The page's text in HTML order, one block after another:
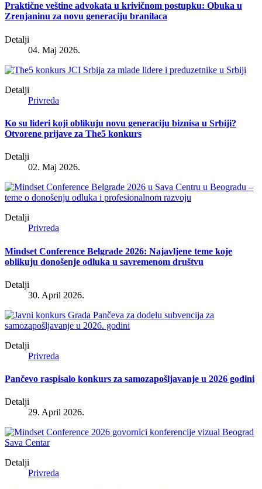
Praktične veštine advokata u krivičnom postupku: Obuka u
Zrenjaninu za novu generaciju branilaca
Detalji
04. Maj 2026.
Detalji
Privreda
Ko su lideri koji oblikuju novu generaciju biznisa u Srbiji?
Otvorene prijave za The5 konkurs
Detalji
02. Maj 2026.
Detalji
Privreda
Mindset Conference Belgrade 2026: Najavljene teme koje
oblikuju donošenje odluka u savremenom društvu
Detalji
30. April 2026.
Detalji
Privreda
Pančevo raspisalo konkurs za samozapošljavanje u 2026 godini
Detalji
29. April 2026.
Detalji
Privreda